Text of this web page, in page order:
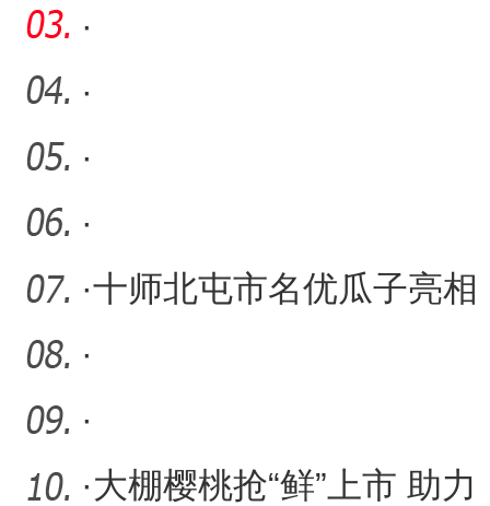
·
·
·
·
·十师北屯市名优瓜子亮相
中国坚果果干食品展览会
·
·
·大棚樱桃抢“鲜”上市 助力